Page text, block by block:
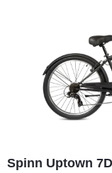
Spinn Uptown